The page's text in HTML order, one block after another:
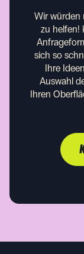
Wir würden
zu helfen!
sich so
Ihre
Auswahl
Ihren